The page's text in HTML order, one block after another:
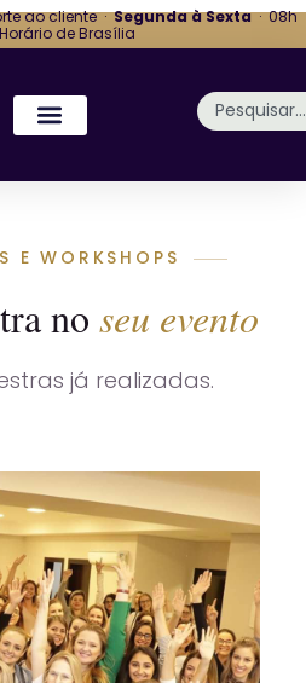
ao cliente ·Segunda à Sexta· 08h
de Brasília
E WORKSHOPS
no seu evento
já realizadas.